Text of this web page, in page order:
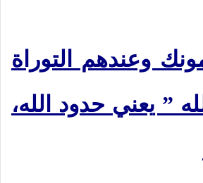
وعندهم التوراة
” يعني حدود الله،